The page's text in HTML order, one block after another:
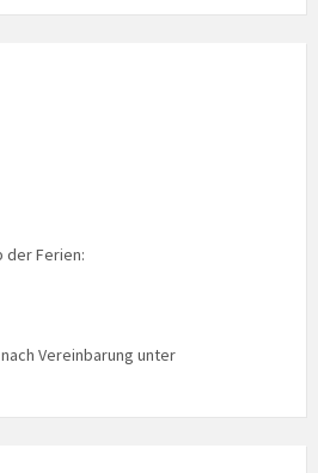
der Ferien:
Vereinbarung unter